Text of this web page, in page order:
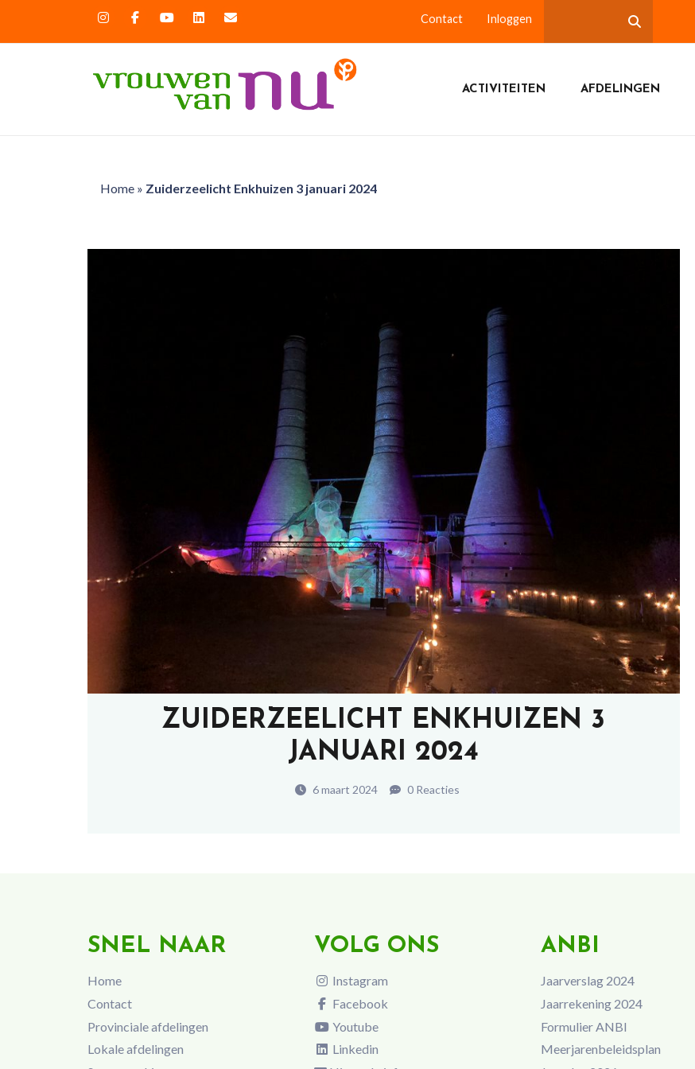
Contact Inloggen
ACTIVITEITEN AFDELINGEN
Home» Zuiderzeelicht Enkhuizen 3 januari 2024
ZUIDERZEELICHT ENKHUIZEN 3
JANUARI 2024
6 maart 2024 0 Reacties
SNEL NAAR
Home
Contact
Provinciale afdelingen
Lokale afdelingen
VOLG ONS
Instagram
Facebook
Youtube
Linkedin
ANBI
Jaarverslag 2024
Jaarrekening 2024
Formulier ANBI
Meerjarenbeleidsplan